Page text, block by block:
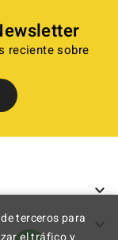
reciente sobre


terceros para